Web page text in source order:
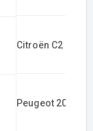
Citroën C2 R2
Peugeot 206 RC